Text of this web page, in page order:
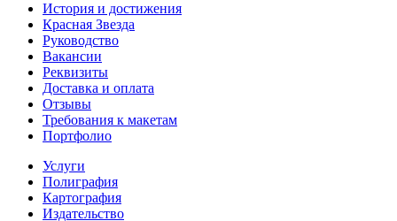
История и достижения
Красная Звезда
Руководство
Вакансии
Реквизиты
Доставка и оплата
Отзывы
Требования к макетам
Портфолио
Услуги
Полиграфия
Картография
Издательство